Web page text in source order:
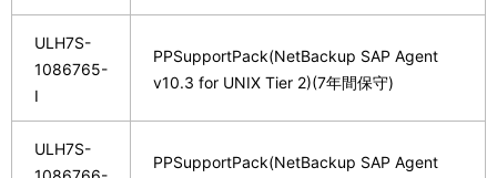
ULH7S-
1086765-
I
PPSupportPack(NetBackup SAP Agent
v10.3 for UNIX Tier 2)(7年間保守)
ULH7S-
PPSupportPack(NetBackup SAP Agent